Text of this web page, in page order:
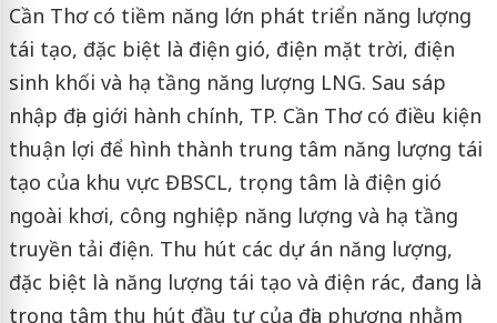
Cần Thơ có tiềm năng lớn phát triển năng lượng
tái tạo, đặc biệt là điện gió, điện mặt trời, điện
sinh khối và hạ tầng năng lượng LNG. Sau sáp
nhập địa giới hành chính, TP. Cần Thơ có điều kiện
thuận lợi để hình thành trung tâm năng lượng tái
tạo của khu vực ĐBSCL, trọng tâm là điện gió
ngoài khơi, công nghiệp năng lượng và hạ tầng
truyền tải điện. Thu hút các dự án năng lượng,
đặc biệt là năng lượng tái tạo và điện rác, đang là
trọng tâm thu hút đầu tư của địa phương nhằm